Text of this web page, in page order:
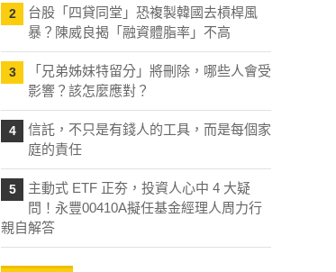
2
台股「四貸同堂」恐複製韓國去槓桿風
暴？陳威良揭「融資體脂率」不高
3
「兄弟姊妹特留分」將刪除，哪些人會受
影響？該怎麼應對？
4
信託，不只是有錢人的工具，而是每個家
庭的責任
5
主動式 ETF 正夯，投資人心中 4 大疑
問！永豐00410A擬任基金經理人周力行
親自解答